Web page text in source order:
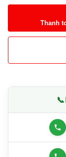
Thanh
📞